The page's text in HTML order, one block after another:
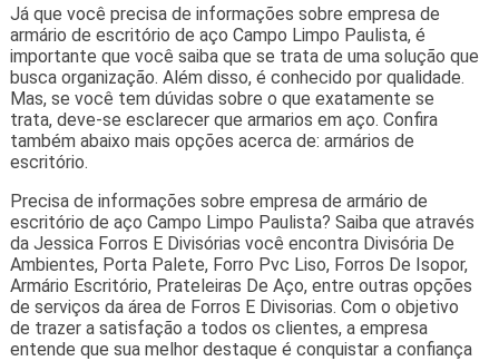
Já que você precisa de informações sobre empresa de
armário de escritório de aço Campo Limpo Paulista, é
importante que você saiba que se trata de uma solução que
busca organização. Além disso, é conhecido por qualidade.
Mas, se você tem dúvidas sobre o que exatamente se
trata, deve-se esclarecer que armarios em aço. Confira
também abaixo mais opções acerca de: armários de
escritório.
Precisa de informações sobre empresa de armário de
escritório de aço Campo Limpo Paulista? Saiba que através
da Jessica Forros E Divisórias você encontra Divisória De
Ambientes, Porta Palete, Forro Pvc Liso, Forros De Isopor,
Armário Escritório, Prateleiras De Aço, entre outras opções
de serviços da área de Forros E Divisorias. Com o objetivo
de trazer a satisfação a todos os clientes, a empresa
entende que sua melhor destaque é conquistar a confiança